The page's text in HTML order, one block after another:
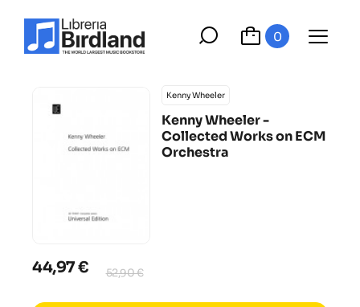
0
Kenny Wheeler
Kenny Wheeler -
Collected Works on ECM
Orchestra
44,97 € 52,90 €